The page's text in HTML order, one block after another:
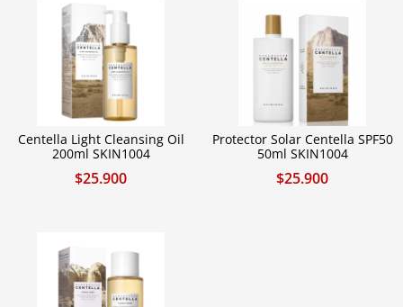
Centella Light Cleansing Oil
200ml SKIN1004
$25.900
Protector Solar Centella SPF50
50ml SKIN1004
$25.900